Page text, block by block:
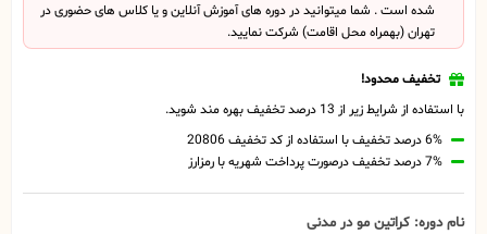
شده است . شما میتوانید در دوره های آموزش آنلاین و یا کلاس های حضوری در
تهران (بهمراه محل اقامت) شرکت نمایید.
تخفیف محدود!
با استفاده از شرایط زیر از 13 درصد تخفیف بهره مند شوید.
6% درصد تخفیف با استفاده از کد تخفیف 20806
7% درصد تخفیف درصورت پرداخت شهریه با رمزارز
نام دوره: کراتین مو در مدنی